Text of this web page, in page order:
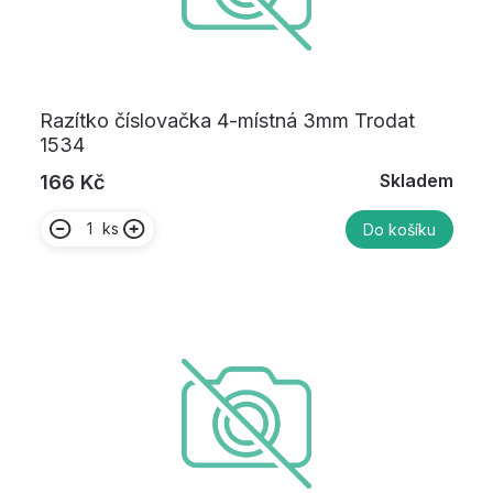
Razítko číslovačka 4-místná 3mm Trodat
1534
166 Kč
Skladem
ks Do košíku